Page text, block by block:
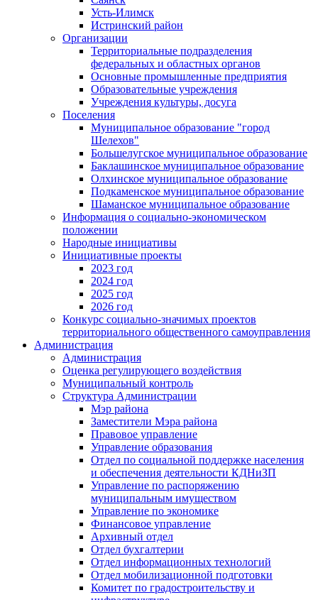
Усть-Илимск
Истринский район
Организации
Территориальные подразделения
федеральных и областных органов
Основные промышленные предприятия
Образовательные учреждения
Учреждения культуры, досуга
Поселения
Муниципальное образование "город
Шелехов"
Большелугское муниципальное образование
Баклашинское муниципальное образование
Олхинское муниципальное образование
Подкаменское муниципальное образование
Шаманское муниципальное образование
Информация о социально-экономическом
положении
Народные инициативы
Инициативные проекты
2023 год
2024 год
2025 год
2026 год
Конкурс социально-значимых проектов
территориального общественного самоуправления
Администрация
Администрация
Оценка регулирующего воздействия
Муниципальный контроль
Структура Администрации
Мэр района
Заместители Мэра района
Правовое управление
Управление образования
Отдел по социальной поддержке населения
и обеспечения деятельности КДНиЗП
Управление по распоряжению
муниципальным имуществом
Управление по экономике
Финансовое управление
Архивный отдел
Отдел бухгалтерии
Отдел информационных технологий
Отдел мобилизационной подготовки
Комитет по градостроительству и